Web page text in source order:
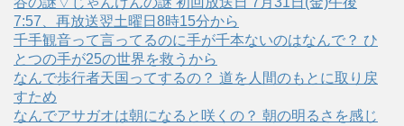
7:57、再放送翌土曜日8時15分から
千手観音って言ってるのに手が千本ないのはなんで？ ひ
とつの手が25の世界を救うから
なんで歩行者天国ってするの？ 道を人間のもとに取り戻
すため
なんでアサガオは朝になると咲くの？ 朝の明るさを感じ